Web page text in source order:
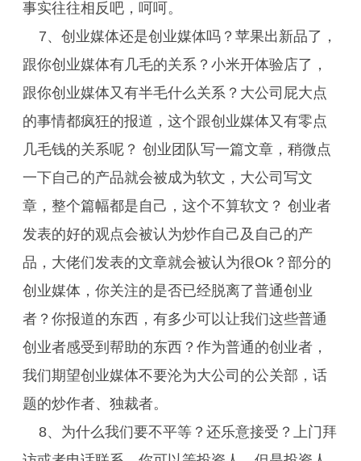
事实往往相反吧，呵呵。
7、创业媒体还是创业媒体吗？苹果出新品了，
跟你创业媒体有几毛的关系？小米开体验店了，
跟你创业媒体又有半毛什么关系？大公司屁大点
的事情都疯狂的报道，这个跟创业媒体又有零点
几毛钱的关系呢？ 创业团队写一篇文章，稍微点
一下自己的产品就会被成为软文，大公司写文
章，整个篇幅都是自己，这个不算软文？ 创业者
发表的好的观点会被认为炒作自己及自己的产
品，大佬们发表的文章就会被认为很Ok？部分的
创业媒体，你关注的是否已经脱离了普通创业
者？你报道的东西，有多少可以让我们这些普通
创业者感受到帮助的东西？作为普通的创业者，
我们期望创业媒体不要沦为大公司的公关部，话
题的炒作者、独裁者。
8、为什么我们要不平等？还乐意接受？上门拜